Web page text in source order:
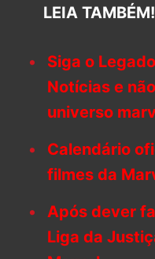
LEIA TAMBÉM!
Siga o
Notícias e
universo
Calendário
filmes da
Após dever
Liga da